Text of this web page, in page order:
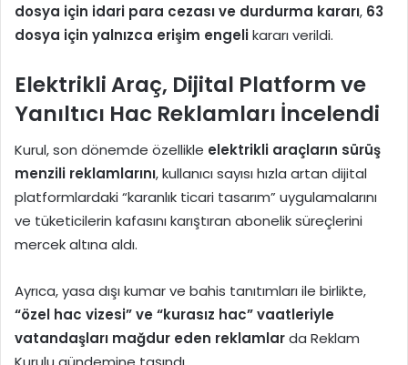
dosya için idari para cezası ve durdurma kararı, 63
dosya için yalnızca erişim engelikararı verildi.
Elektrikli Araç, Dijital Platform ve
Yanıltıcı Hac Reklamları İncelendi
Kurul, son dönemde özellikle elektrikli araçların sürüş
menzili reklamlarını, kullanıcı sayısı hızla artan dijital
platformlardaki “karanlık ticari tasarım” uygulamalarını
ve tüketicilerin kafasını karıştıran abonelik süreçlerini
mercek altına aldı.
Ayrıca, yasa dışı kumar ve bahis tanıtımları ile birlikte,
“özel hac vizesi” ve “kurasız hac” vaatleriyle
vatandaşları mağdur eden reklamlarda Reklam